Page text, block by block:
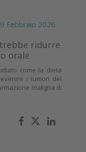
Febbraio 2026
ridurre
orale
come la dieta
i tumori del
maligna di